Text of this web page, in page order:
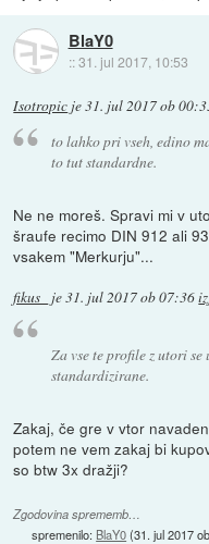
BlaY0
::31. jul 2017, 10:53
Isotropic je31. jul 2017 ob
to lahko pri vseh, edino
to tut standardne.
Ne ne moreš. Spravi mi v
šraufe recimo DIN 912 ali
vsakem "Merkurju"...
fikus_ je31. jul 2017 ob 07:36
Za vse te profile z utori
standardizirane.
Zakaj, če gre v vtor
potem ne vem zakaj bi
so btw 3x dražji?
Zgodovina sprememb…
spremenilo: BlaY0(31. jul 2017